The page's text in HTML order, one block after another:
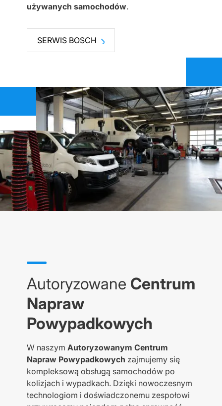
używanych samochodów.
SERWIS BOSCH
Autoryzowane Centrum
Napraw
Powypadkowych
W naszym Autoryzowanym Centrum
Napraw Powypadkowych zajmujemy się
kompleksową obsługą samochodów po
kolizjach i wypadkach. Dzięki nowoczesnym
technologiom i doświadczonemu zespołowi